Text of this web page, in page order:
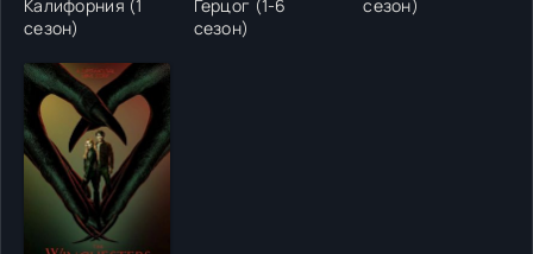
Калифорния (1
сезон)
Герцог (1-6
сезон)
сезон)